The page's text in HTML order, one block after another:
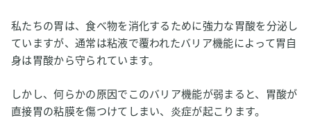
私たちの胃は、食べ物を消化するために強力な胃酸を分泌し
ていますが、通常は粘液で覆われたバリア機能によって胃自
身は胃酸から守られています。
しかし、何らかの原因でこのバリア機能が弱まると、胃酸が
直接胃の粘膜を傷つけてしまい、炎症が起こります。